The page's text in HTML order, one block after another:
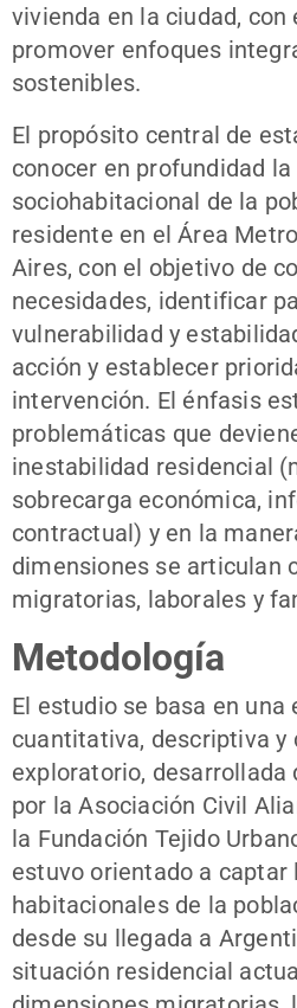
vivienda en la ciudad, con
promover enfoques
sostenibles.
El propósito central de
conocer en profundidad
sociohabitacional de la
residente en el Área
Aires, con el objetivo de
necesidades, identificar
vulnerabilidad y
acción y establecer
intervención. El énfasis
problemáticas que
inestabilidad residencial
sobrecarga económica,
contractual) y en la
dimensiones se articulan
migratorias, laborales y
Metodología
El estudio se basa en una
cuantitativa, descriptiva y
exploratorio, desarrollada
por la Asociación Civil
la Fundación Tejido
estuvo orientado a captar
habitacionales de la
desde su llegada a
situación residencial